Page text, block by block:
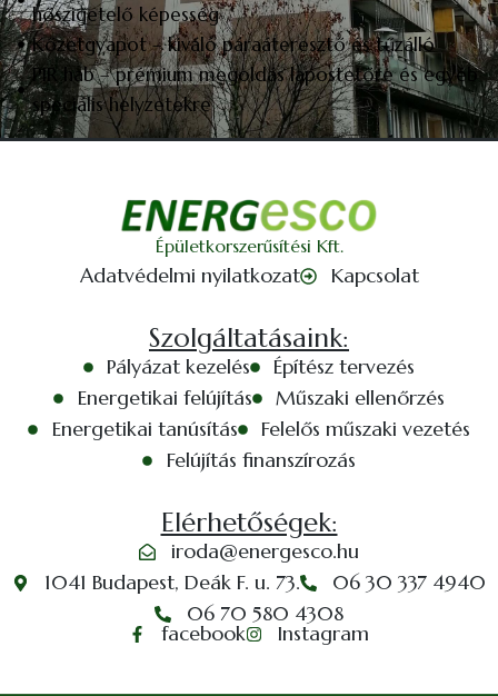
hőszigetelő képesség
Kőzetgyapot – kiváló páraáteresztő és tűzálló
PIR hab – prémium megoldás lapostetőre és egyéb
speciális helyzetekre
Épületkorszerűsítési Kft.
Adatvédelmi nyilatkozat Kapcsolat
Szolgáltatásaink:
Pályázat kezelés
Építész tervezés
Energetikai felújítás
Műszaki ellenőrzés
Energetikai tanúsítás
Felelős műszaki vezetés
Felújítás finanszírozás
Elérhetőségek:
iroda@energesco.hu
1041 Budapest, Deák F. u. 73.
06 30 337 4940
06 70 580 4308
facebook Instagram